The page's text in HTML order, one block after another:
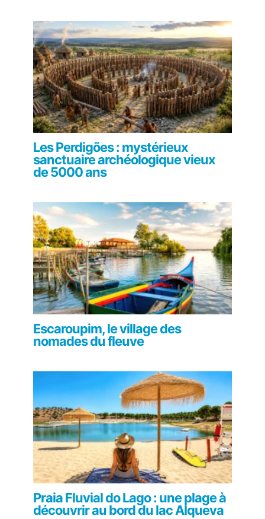
Les Perdigões : mystérieux
sanctuaire archéologique vieux
de 5000 ans
Escaroupim, le village des
nomades du fleuve
Praia Fluvial do Lago : une plage à
découvrir au bord du lac Alqueva